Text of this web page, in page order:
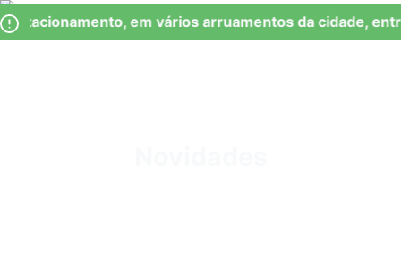
Observação:
este
Skip
to
em vários arruamentos da cidade,